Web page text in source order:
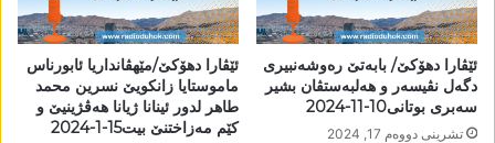
ئێڤارا دھۆکێ/ بابەتێ رەوشەنبیری
دگەل نڤیسەر و ھەلبەستڤان بشیر
سەبری بوتانی10-11-2024
تشرینی دووه‌م 17, 2024
ئێڤارا دھۆکێ/مێھڤانداریا ئابورناس
ماموستایا زانکویێ نسرین محمد
طاھر لدور ئینانا ژیانا ھەڤژینیێ و
کێم مەزاختنێ بیت15-1-2024